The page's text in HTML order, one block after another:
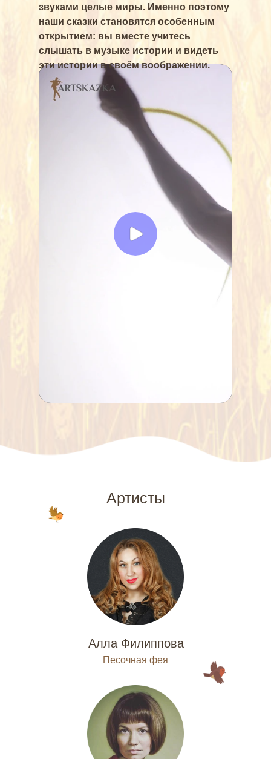
звуками целые миры. Именно поэтому
наши сказки становятся особенным
открытием: вы вместе учитесь
слышать в музыке истории и видеть
эти истории в своём воображении.
Алла Филиппова
Песочная фея
Артисты